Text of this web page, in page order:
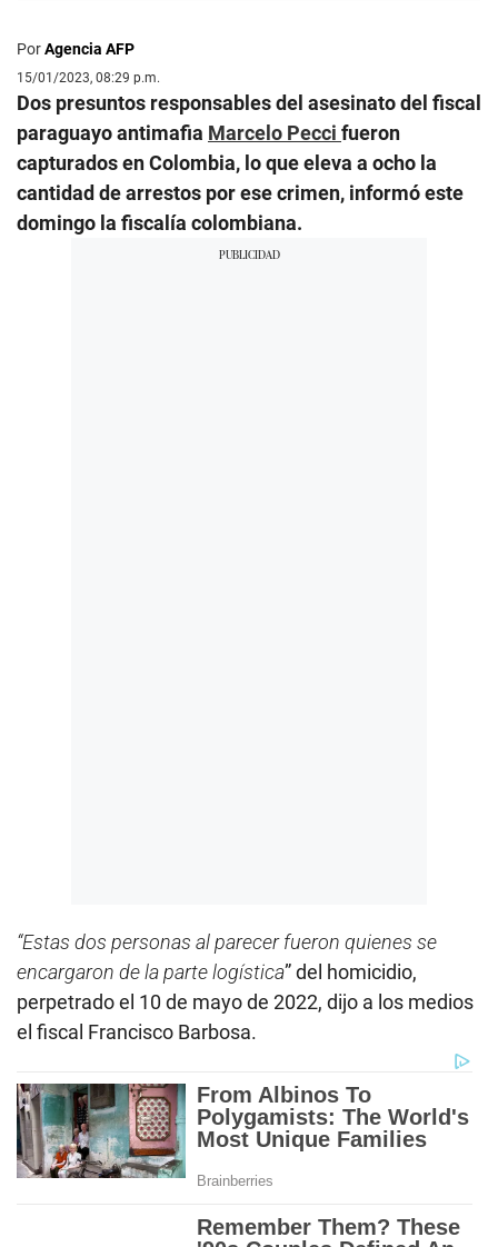
PorAgencia AFP
15/01/2023, 08:29 p.m.
Dos presuntos responsables del asesinato del fiscal
paraguayo antimafia Marcelo Pecci fueron
capturados en Colombia, lo que eleva a ocho la
cantidad de arrestos por ese crimen, informó este
domingo la fiscalía colombiana.
“Estas dos personas al parecer fueron quienes se
encargaron de la parte logística” del homicidio,
perpetrado el 10 de mayo de 2022, dijo a los medios
el fiscal Francisco Barbosa.